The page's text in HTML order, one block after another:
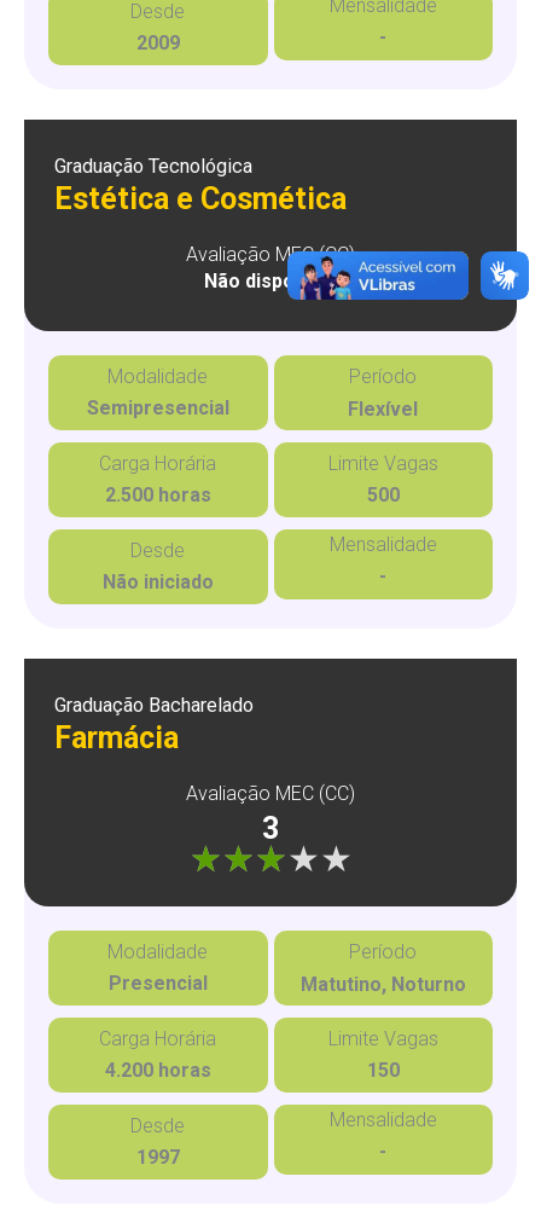
Desde
2009
Mensalidade
-
Graduação Tecnológica
Estética e Cosmética
Avaliação MEC (CC)
Não disponível
Modalidade
Semipresencial
Período
Flexível
Carga Horária
2.500 horas
Limite Vagas
500
Desde
Não iniciado
Mensalidade
-
Graduação Bacharelado
Farmácia
Avaliação MEC (CC)
3
Modalidade
Presencial
Período
Matutino, Noturno
Carga Horária
4.200 horas
Limite Vagas
150
Desde
1997
Mensalidade
-